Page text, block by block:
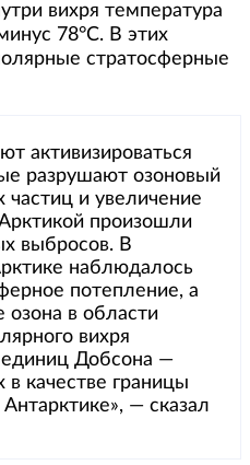
вихря температура
78°С. В этих
стратосферные
активизироваться
разрушают озоновый
частиц и увеличение
произошли
выбросов. В
наблюдалось
потепление, а
в области
вихря
единиц Добсона —
в качестве границы
— сказал